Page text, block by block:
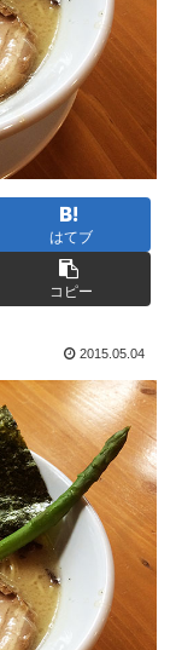
はてブ
コピー
2015.05.04